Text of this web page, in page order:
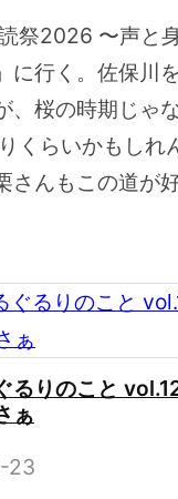
読祭2026 〜声と
に行く。佐保川
、桜の時期じゃ
くらいかもしれ
さんもこの道が
るりのこと
ぁ
23